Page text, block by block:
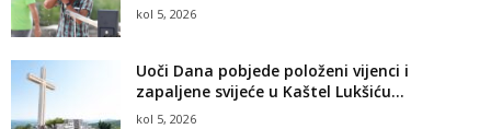
kol 5, 2026
Uoči Dana pobjede položeni vijenci i
zapaljene svijeće u Kaštel Lukšiću...
kol 5, 2026